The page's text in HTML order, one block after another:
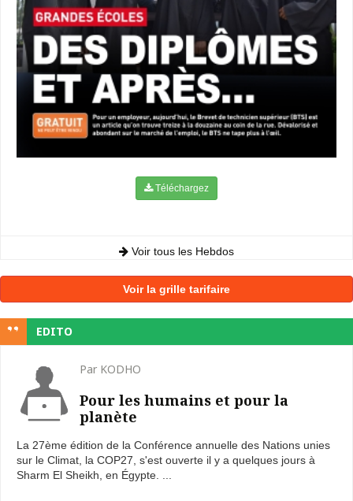
Téléchargez
Voir tous les Hebdos
Voir la grille tarifaire
EDITO
Par KODHO
Pour les humains et pour la
planète
La 27ème édition de la Conférence annuelle des Nations unies
sur le Climat, la COP27, s'est ouverte il y a quelques jours à
Sharm El Sheikh, en Égypte. ...